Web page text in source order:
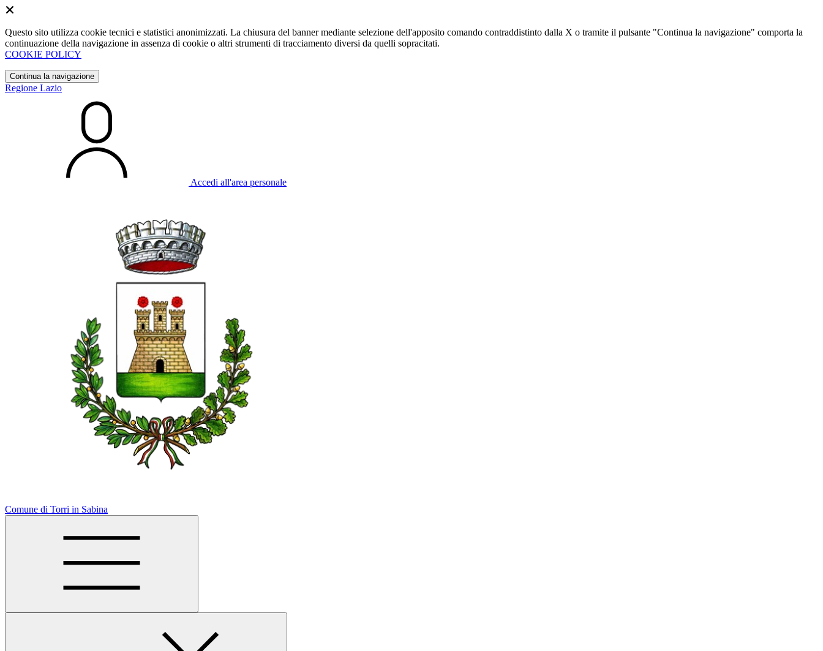
Questo sito utilizza cookie tecnici e statistici anonimizzati. La chiusura del banner mediante selezione dell'apposito comando contraddistinto dalla X o tramite il pulsante "Continua la navigazione" comporta la
continuazione della navigazione in assenza di cookie o altri strumenti di tracciamento diversi da quelli sopracitati.
COOKIE POLICY
Continua la navigazione
Regione Lazio
Accedi all'area personale
Comune di Torri in Sabina